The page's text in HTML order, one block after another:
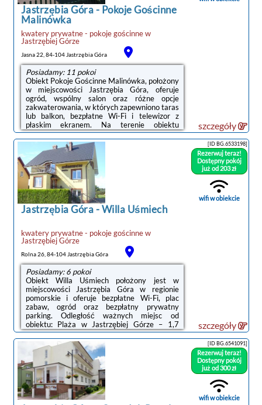
Jastrzębia Góra- Pokoje Gościnne
Malinówka
kwatery prywatne - pokoje gościnnew
Jastrzębiej Górze
Jasna 22, 84-104 Jastrzębia Góra
Posiadamy: 11 pokoi
Obiekt Pokoje Gościnne Malinówka, położony
w miejscowości Jastrzębia Góra, oferuje
ogród, wspólny salon oraz różne opcje
zakwaterowania, w których zapewniono taras
lub balkon, bezpłatne Wi-Fi i telewizor z
płaskim ekranem. Na terenie obiektu
dostępny jest prywatny parking.W niektórych
opcjach zakwaterowania znajduje się także
kuchnia z piekarnikiem, mikrofalówką i płytą
kuchenną.Odległość ważnych miejsc od
obiektu: Plaża w Jastrzębiej Górze – 500 m,
Port Gdynia – 42 km. Lotnisko Lotnisko
Gdańsk-Rębiechowo znajduje się 67 km od
obiektu.Doba hotelowa od godziny ...
szczegóły
noclegi Jastrzębia Góra
Jastrzębia Góra-Willa Uśmiech
kwatery prywatne - pokoje gościnnew
Jastrzębiej Górze
Rolna 26, 84-104 Jastrzębia Góra
Posiadamy: 6 pokoi
Obiekt Willa Uśmiech położony jest w
miejscowości Jastrzębia Góra w regionie
pomorskie i oferuje bezpłatne Wi-Fi, plac
zabaw, ogród oraz bezpłatny prywatny
parking. Odległość ważnych miejsc od
obiektu: Plaża w Jastrzębiej Górze – 1,7
km.Na terenie obiektu Willa Uśmiech
znajduje się taras i sprzęt do
grillowania.Odległość ważnych miejsc od
obiektu: Port Gdynia – 40 km, Stocznia
Gdynia – 43 km. Lotnisko Lotnisko Gdańsk-
Rębiechowo znajduje się 65 km od
obiektu.Doba hotelowa od godziny 14:00 do
10:00.W obiekcie obowiązuje zakaz
[ID BG.6533198]
Rezerwuj teraz!
Dostępny pokój
już od 203 zł
wifi w obiekcie
szczegóły
[ID BG.6541091]
Rezerwuj teraz!
Dostępny pokój
już od 300 zł
wifi w obiekcie